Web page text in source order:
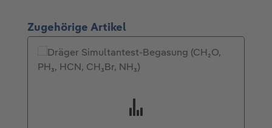
Produktgalerie überspringen
Zugehörige Artikel